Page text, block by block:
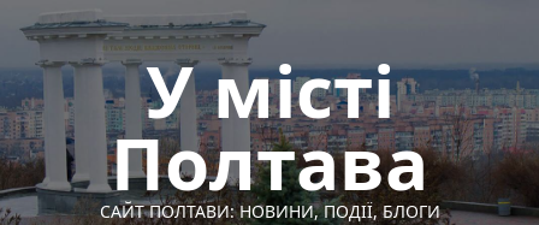
Перейти
вмісту
У місті
Полтава
САЙТ ПОЛТАВИ: НОВИНИ, ПОДІЇ, БЛОГИ